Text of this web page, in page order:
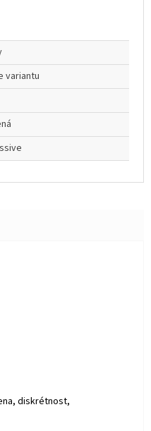
variantu
5 z 5 hvězdiček.
5 z 5 hvězdiček.
diskrétnost,